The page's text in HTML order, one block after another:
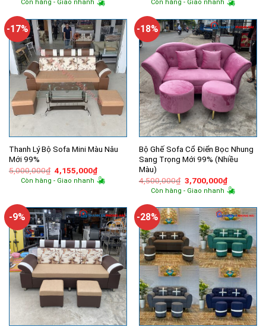
là:
10,300,000₫.
Còn hàng - Giao nhanh
là:
tại
Còn hàng - Giao nhanh
-17%
Thanh Lý Bộ Sofa Mini Màu Nâu
Mới 99%
5,000,000₫ Giá
gốc
là:
4,155,000₫Giá
hiện
tại
Còn hàng - Giao nhanh
-18%
Bộ Ghế Sofa Cổ Điển Bọc Nhung
Sang Trọng Mới 99% (Nhiều
Màu)
4,500,000₫ Giá
gốc
là:
3,700,000₫Giá
hiện
tại
Còn hàng - Giao nhanh
-9% -28%